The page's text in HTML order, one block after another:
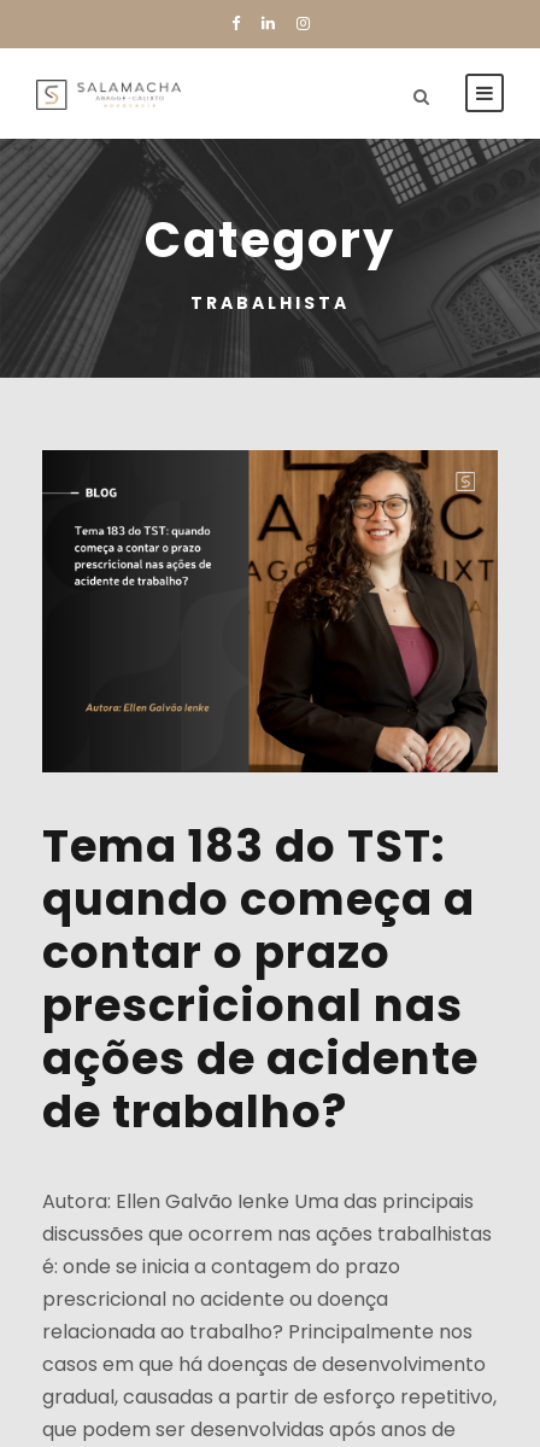
Category
TRABALHISTA
Tema 183 do TST:
quando começa a
contar o prazo
prescricional nas
ações de acidente
de trabalho?
Autora: Ellen Galvão Ienke Uma das principais
discussões que ocorrem nas ações trabalhistas
é: onde se inicia a contagem do prazo
prescricional no acidente ou doença
relacionada ao trabalho? Principalmente nos
casos em que há doenças de desenvolvimento
gradual, causadas a partir de esforço repetitivo,
que podem ser desenvolvidas após anos de